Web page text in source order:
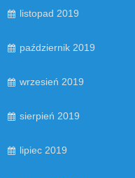
listopad 2019
październik 2019
wrzesień 2019
sierpień 2019
lipiec 2019